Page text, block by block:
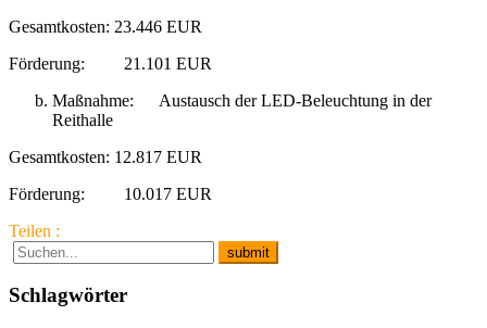
Gesamtkosten: 23.446 EUR
Förderung: 21.101 EUR
Maßnahme: Austausch der LED-Beleuchtung in der
Reithalle
Gesamtkosten: 12.817 EUR
Förderung: 10.017 EUR
Teilen :
Schlagwörter